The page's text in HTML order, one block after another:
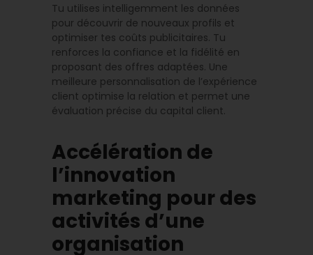
Tu utilises intelligemment les données
pour découvrir de nouveaux profils et
optimiser tes coûts publicitaires. Tu
renforces la confiance et la fidélité en
proposant des offres adaptées. Une
meilleure personnalisation de l’expérience
client optimise la relation et permet une
évaluation précise du capital client.
Accélération de
l’innovation
marketing pour des
activités d’une
organisation